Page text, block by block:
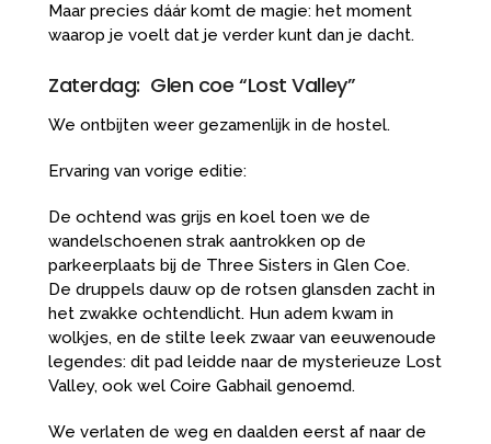
Maar precies dáár komt de magie: het moment
waarop je voelt dat je verder kunt dan je dacht.
Zaterdag: Glen coe “Lost Valley”
We ontbijten weer gezamenlijk in de hostel.
Ervaring van vorige editie:
De ochtend was grijs en koel toen we de
wandelschoenen strak aantrokken op de
parkeerplaats bij de Three Sisters in Glen Coe.
De druppels dauw op de rotsen glansden zacht in
het zwakke ochtendlicht. Hun adem kwam in
wolkjes, en de stilte leek zwaar van eeuwenoude
legendes: dit pad leidde naar de mysterieuze Lost
Valley, ook wel Coire Gabhail genoemd.
We verlaten de weg en daalden eerst af naar de